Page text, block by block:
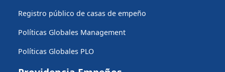
Registro público de casas de empeño
Políticas Globales Management
Políticas Globales PLO